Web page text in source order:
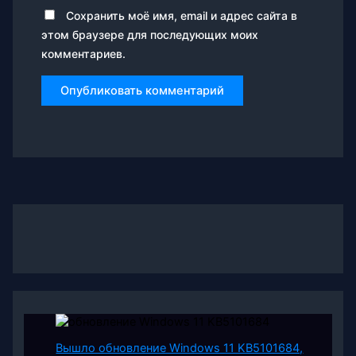
Сохранить моё имя, email и адрес сайта в
этом браузере для последующих моих
комментариев.
Вышло обновление Windows 11 KB5101684,